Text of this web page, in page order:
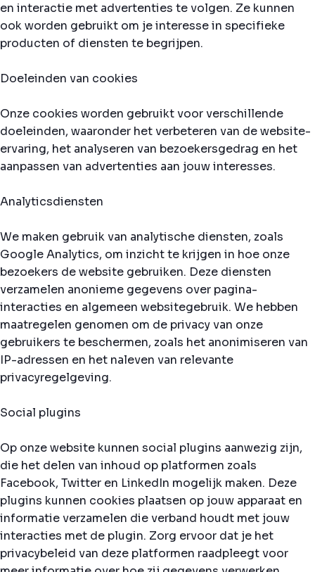
en interactie met advertenties te volgen. Ze kunnen
ook worden gebruikt om je interesse in specifieke
producten of diensten te begrijpen.
Doeleinden van cookies
Onze cookies worden gebruikt voor verschillende
doeleinden, waaronder het verbeteren van de website-
ervaring, het analyseren van bezoekersgedrag en het
aanpassen van advertenties aan jouw interesses.
Analyticsdiensten
We maken gebruik van analytische diensten, zoals
Google Analytics, om inzicht te krijgen in hoe onze
bezoekers de website gebruiken. Deze diensten
verzamelen anonieme gegevens over pagina-
interacties en algemeen websitegebruik. We hebben
maatregelen genomen om de privacy van onze
gebruikers te beschermen, zoals het anonimiseren van
IP-adressen en het naleven van relevante
privacyregelgeving.
Social plugins
Op onze website kunnen social plugins aanwezig zijn,
die het delen van inhoud op platformen zoals
Facebook, Twitter en LinkedIn mogelijk maken. Deze
plugins kunnen cookies plaatsen op jouw apparaat en
informatie verzamelen die verband houdt met jouw
interacties met de plugin. Zorg ervoor dat je het
privacybeleid van deze platformen raadpleegt voor